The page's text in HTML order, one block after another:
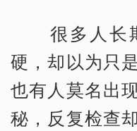
很多人长
硬，却以为只
也有人莫名出
秘，反复检查